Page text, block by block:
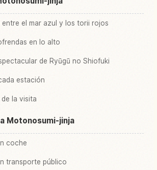
entre el mar azul y los torii rojos
en lo alto
de Ryūgū no Shiofuki
estación
de la visita
Motonosumi-jinja
coche
transporte público